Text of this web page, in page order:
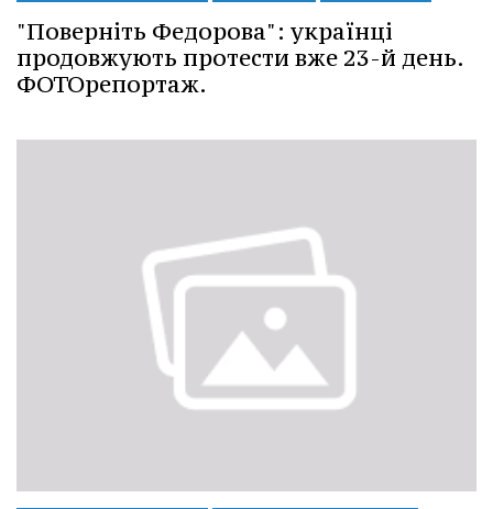
"Поверніть Федорова": українці
продовжують протести вже 23-й день.
ФОТОрепортаж.